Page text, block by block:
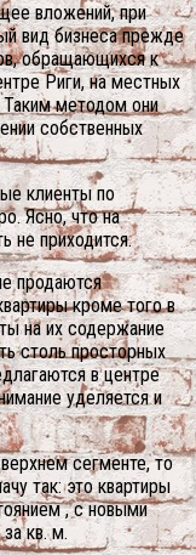
вложений, при
вид бизнеса прежде
обращающихся к
Риги, на местных
Таким методом они
собственных
клиенты по
Ясно, что на
не приходится.
продаются
кроме того в
на их содержание
столь просторных
в центре
уделяется и
сегменте, то
так: это квартиры
, с новыми
кв. м.